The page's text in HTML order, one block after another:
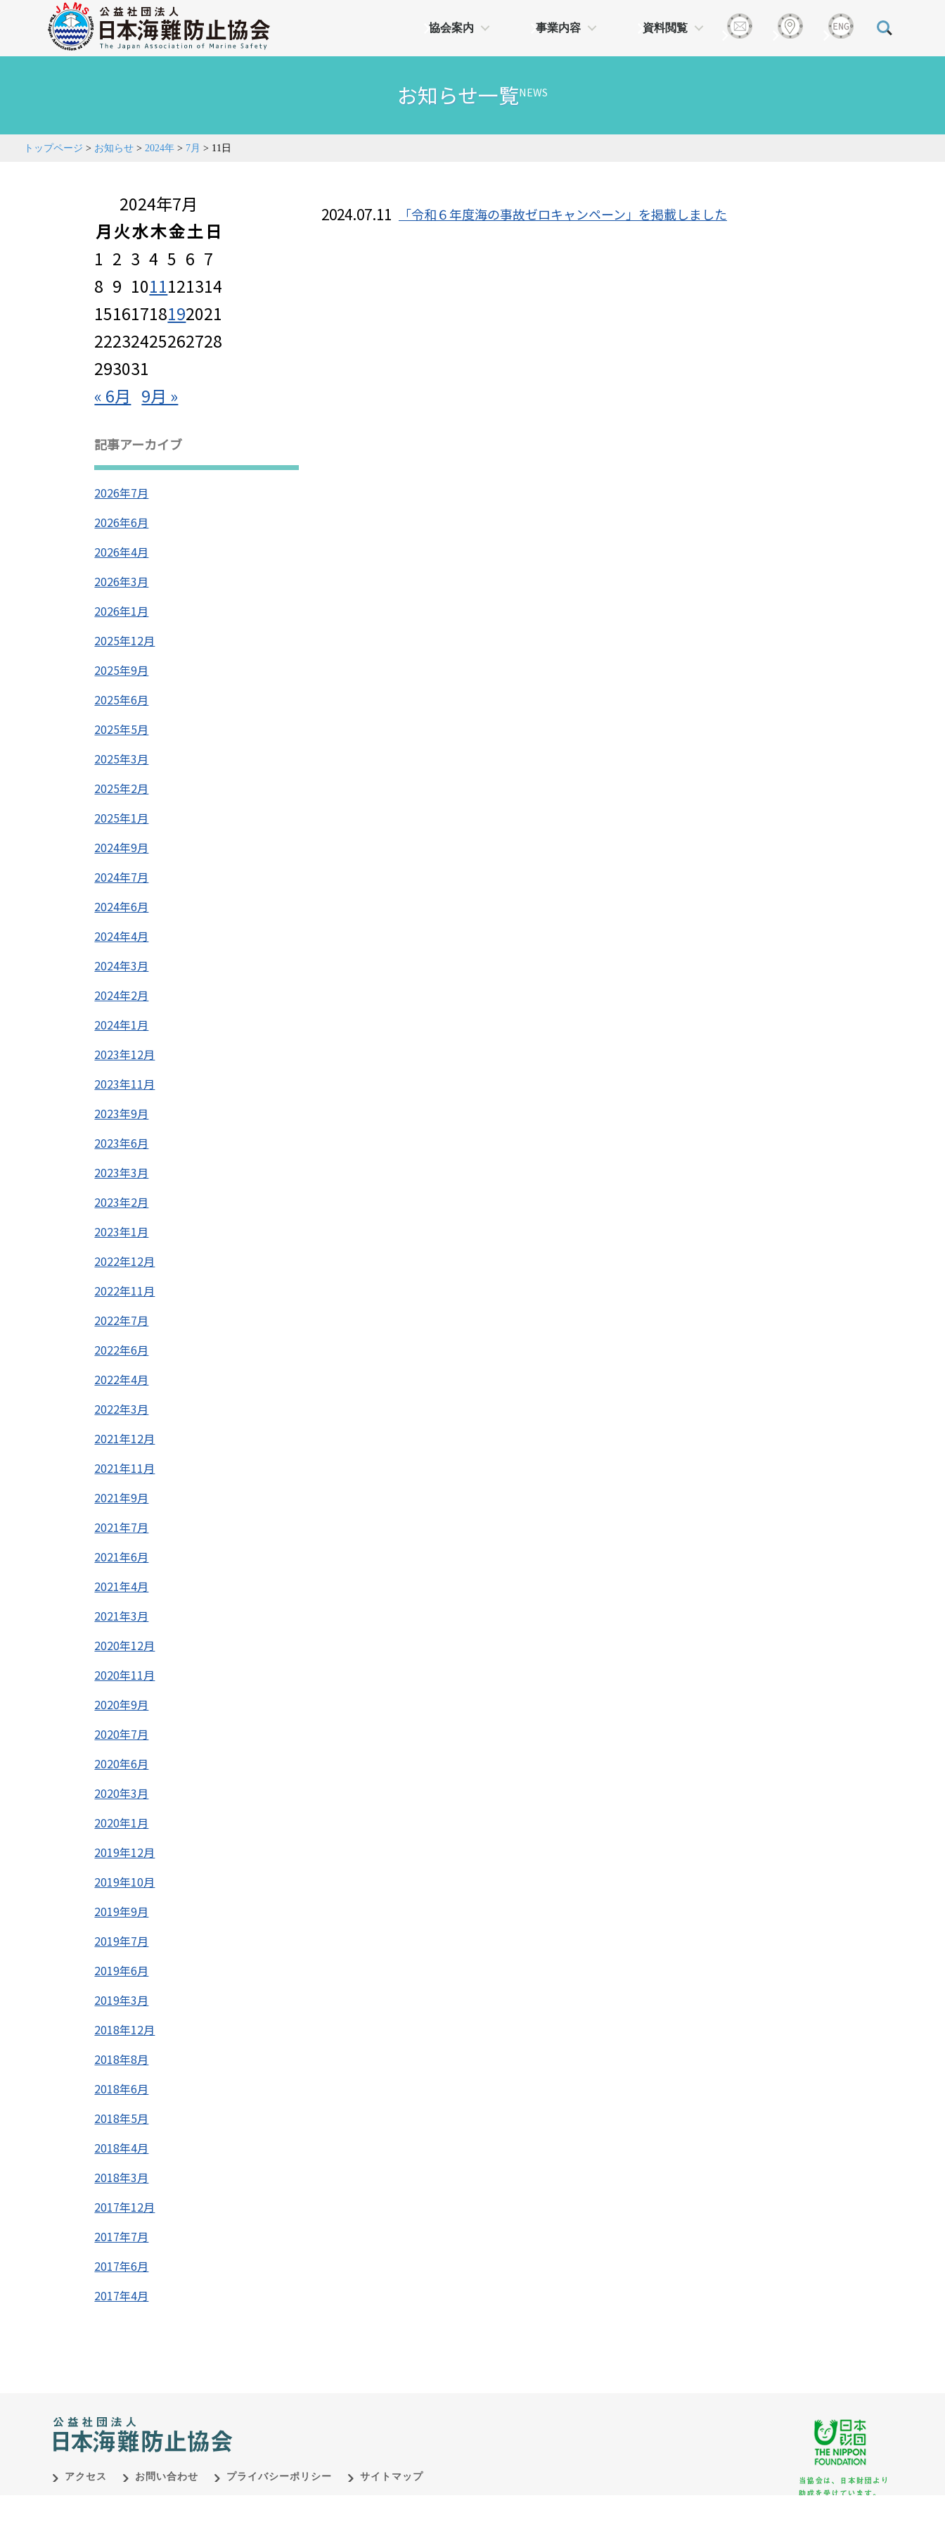
協会案内 事業内容 資料閲覧
お知らせ一覧NEWS
トップページ > お知らせ> 2024年> 7月 > 11日
2024年7月
月火水木金土 日
1 2 3 4 5 6 7
8 9 1011121314
15161718192021
22232425262728
293031
« 6月 9月 »
記事アーカイブ
2026年7月
2026年6月
2026年4月
2026年3月
2026年1月
2025年12月
2025年9月
2025年6月
2025年5月
2025年3月
2025年2月
2025年1月
2024年9月
2024年7月
2024年6月
2024年4月
2024年3月
2024年2月
2024年1月
2023年12月
2023年11月
2023年9月
2023年6月
2023年3月
2023年2月
2023年1月
2022年12月
2022年11月
2022年7月
2022年6月
2022年4月
2022年3月
2021年12月
2021年11月
2021年9月
2021年7月
2021年6月
2021年4月
2021年3月
2020年12月
2020年11月
2020年9月
2020年7月
2020年6月
2020年3月
2020年1月
2019年12月
2019年10月
2019年9月
2019年7月
2019年6月
2019年3月
2018年12月
2018年8月
2018年6月
2018年5月
2018年4月
2018年3月
2017年12月
2017年7月
2017年6月
2017年4月
2024.07.11 「令和６年度海の事故ゼロキャンペーン」を掲載しました
アクセス お問い合わせ プライバシーポリシー サイトマップ